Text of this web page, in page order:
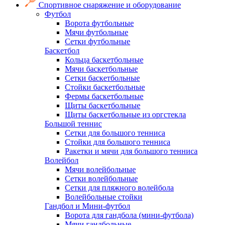
Спортивное снаряжение и оборудование
Футбол
Ворота футбольные
Мячи футбольные
Сетки футбольные
Баскетбол
Кольца баскетбольные
Мячи баскетбольные
Сетки баскетбольные
Стойки баскетбольные
Фермы баскетбольные
Щиты баскетбольные
Щиты баскетбольные из оргстекла
Большой теннис
Сетки для большого тенниса
Стойки для большого тенниса
Ракетки и мячи для большого тенниса
Волейбол
Мячи волейбольные
Сетки волейбольные
Сетки для пляжного волейбола
Волейбольные стойки
Гандбол и Мини-футбол
Ворота для гандбола (мини-футбола)